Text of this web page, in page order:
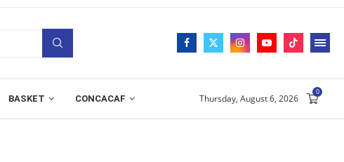
BASKET CONCACAF Thursday, August 6, 2026
0